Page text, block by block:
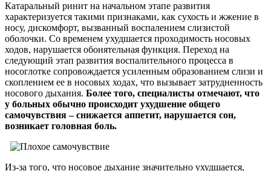
Катаральный ринит на начальном этапе развития
характеризуется такими признаками, как сухость и жжение в
носу, дискомфорт, вызванный воспалением слизистой
оболочки. Со временем ухудшается проходимость носовых
ходов, нарушается обонятельная функция. Переход на
следующий этап развития воспалительного процесса в
носоглотке сопровождается усиленным образованием слизи и
скоплением ее в носовых ходах, что вызывает затрудненность
носового дыхания. Более того, специалисты отмечают, что
у больных обычно происходит ухудшение общего
самочувствия – снижается аппетит, нарушается сон,
возникает головная боль.
Из-за того, что носовое дыхание значительно ухудшается,